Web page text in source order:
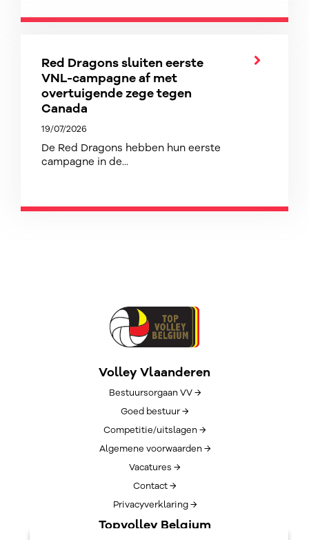
Red Dragons sluiten eerste
VNL-campagne af met
overtuigende zege tegen
Canada
19/07/2026
De Red Dragons hebben hun eerste
campagne in de...
Volley Vlaanderen
Bestuursorgaan VV →
Goed bestuur →
Competitie/uitslagen →
Algemene voorwaarden →
Vacatures →
Contact →
Privacyverklaring →
Topvolley Belgium